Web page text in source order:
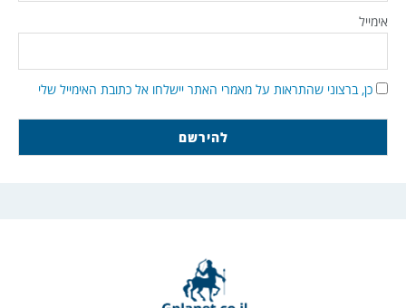
אימייל
כן, ברצוני שהתראות על מאמרי האתר יישלחו אל כתובת האימייל שלי